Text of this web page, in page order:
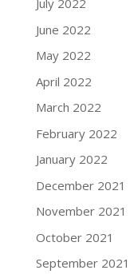
July 2022
June 2022
May 2022
April 2022
March 2022
February 2022
January 2022
December 2021
November 2021
October 2021
September 2021